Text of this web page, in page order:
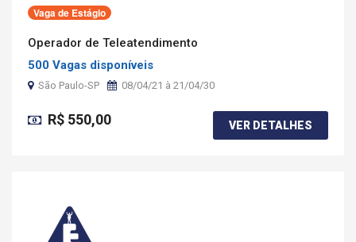
Vaga de Estágio
Operador de Teleatendimento
500 Vagas disponíveis
São Paulo-SP 08/04/21 à 21/04/30
R$ 550,00 VER DETALHES